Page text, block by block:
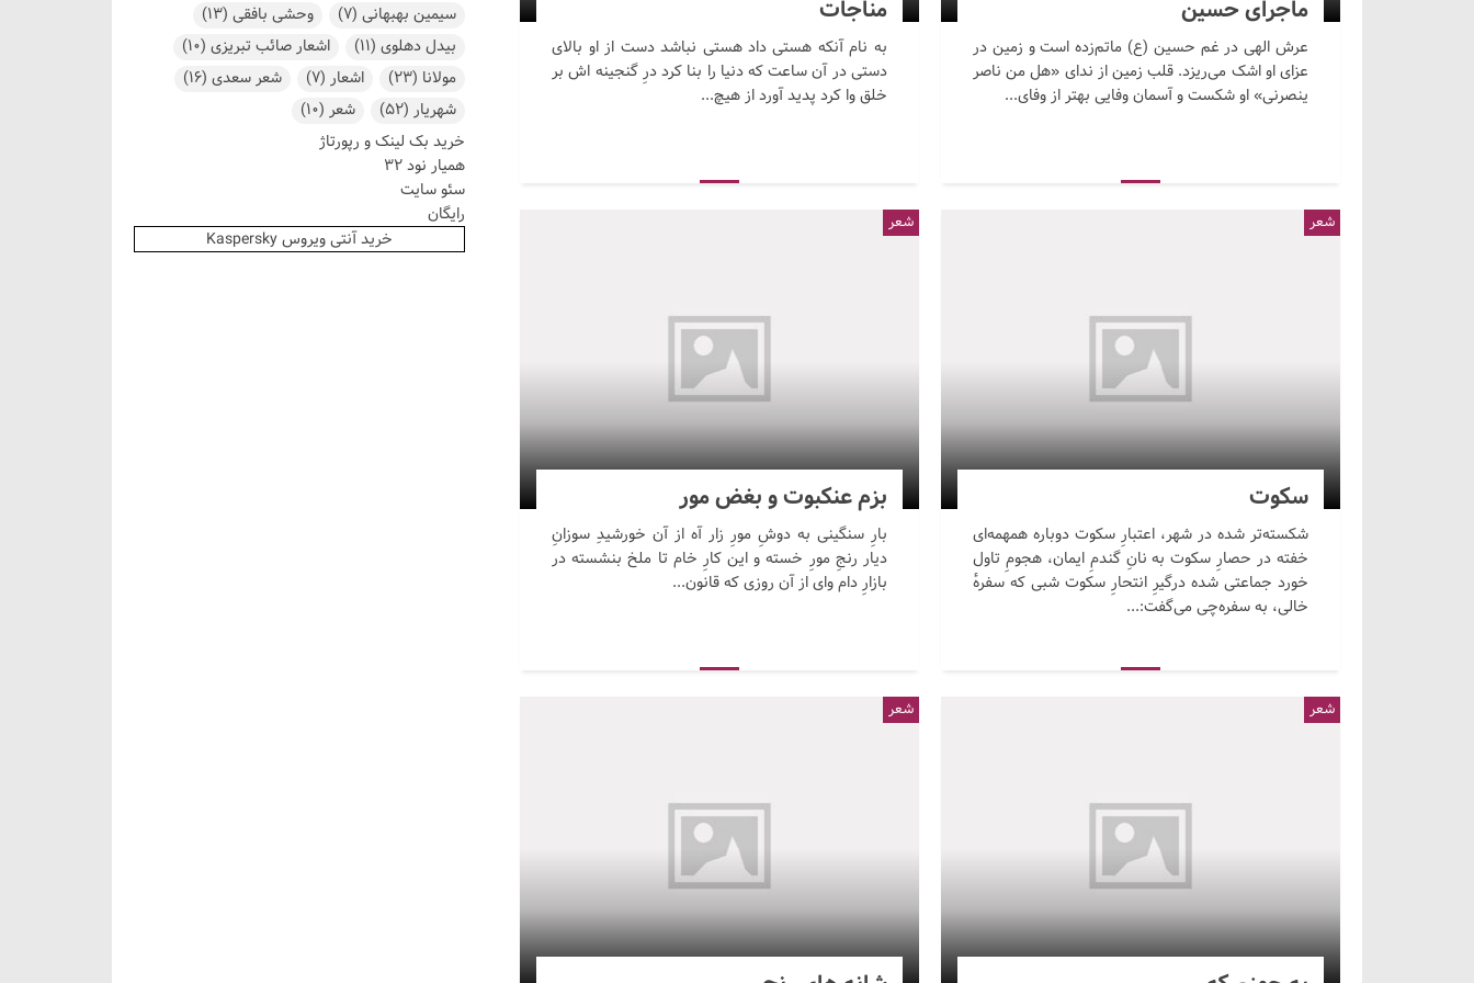
ماجرای حسین
عرش الهی در غم حسین (ع) ماتم‌زده است و زمین در
عزای او اشک می‌ریزد. قلب زمین از ندای «هل من ناصر
ینصرنی» او شکست و آسمان وفایی بهتر از وفای...
مناجات
به نام آنکه هستی داد هستی نباشد دست از او بالای
دستی در آن ساعت که دنیا را بنا کرد درِ گنجینه اش بر
خلق وا کرد پدید آورد از هیچ...
سکوت
شکسته‌تر شده در شهر، اعتبارِ سکوت دوباره همهمه‌ای
خفته در حصارِ سکوت به نانِ گندمِ ایمان، هجومِ تاول
خورد جماعتی شده درگیرِ انتحارِ سکوت شبی که سفرهٔ
خالی، به سفره‌چی می‌گفت:...
شعر
بزم عنکبوت و بغض مور
بارِ سنگینی به دوشِ مورِ زار آه از آن خورشیدِ سوزانِ
دیار رنجِ مورِ خسته و این کارِ خام تا ملخ بنشسته در
بازارِ دام وای از آن روزی که قانون...
شعر
شعر شعر
سیمین بهبهانی (7) وحشی بافقی (13)
بیدل دهلوی (11) اشعار صائب تبریزی (10)
مولانا (23) اشعار (7) شعر سعدی (16)
شهریار (52) شعر (10)
خرید بک لینک و رپورتاژ
همیار نود 32
سئو سایت
رایگان
خرید آنتی ویروس Kaspersky